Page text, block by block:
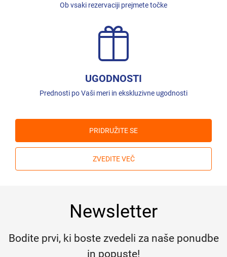
Ob vsaki rezervaciji prejmete točke
UGODNOSTI
Prednosti po Vaši meri in ekskluzivne ugodnosti
PRIDRUŽITE SE
ZVEDITE VEČ
Newsletter
Bodite prvi, ki boste zvedeli za naše ponudbe
in popuste!